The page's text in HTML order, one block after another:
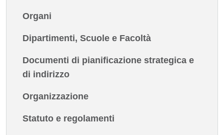
Organi
Dipartimenti, Scuole e Facoltà
Documenti di pianificazione strategica e
di indirizzo
Organizzazione
Statuto e regolamenti